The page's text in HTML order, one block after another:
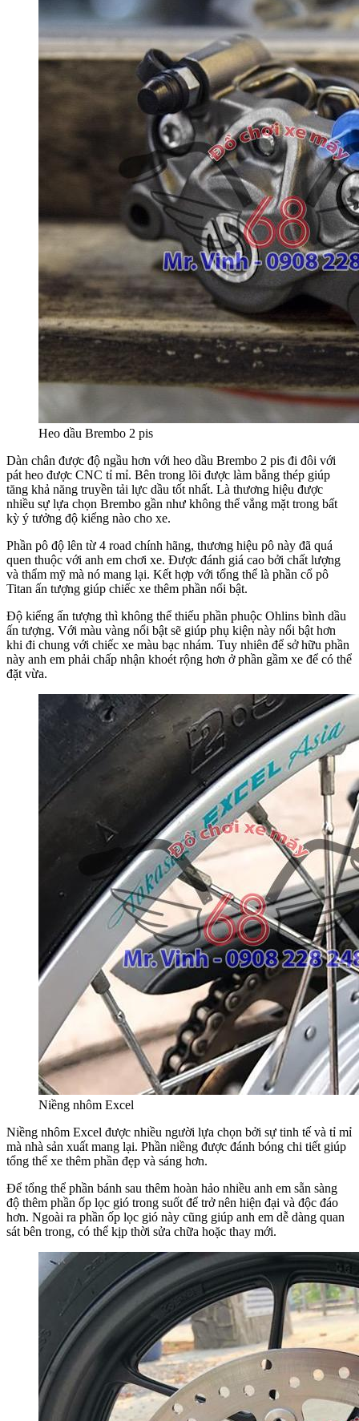
Heo dầu Brembo 2 pis
Dàn chân được độ ngầu hơn với heo dầu Brembo 2 pis đi đôi với
pát heo được CNC tỉ mỉ. Bên trong lõi được làm bằng thép giúp
tăng khả năng truyền tải lực dầu tốt nhất. Là thương hiệu được
nhiều sự lựa chọn Brembo gần như không thể vắng mặt trong bất
kỳ ý tưởng độ kiểng nào cho xe.
Phần pô độ lên từ 4 road chính hãng, thương hiệu pô này đã quá
quen thuộc với anh em chơi xe. Được đánh giá cao bởi chất lượng
và thẩm mỹ mà nó mang lại. Kết hợp với tổng thể là phần cổ pô
Titan ấn tượng giúp chiếc xe thêm phần nổi bật.
Độ kiểng ấn tượng thì không thể thiếu phần phuộc Ohlins bình dầu
ấn tượng. Với màu vàng nổi bật sẽ giúp phụ kiện này nổi bật hơn
khi đi chung với chiếc xe màu bạc nhám. Tuy nhiên để sở hữu phần
này anh em phải chấp nhận khoét rộng hơn ở phần gầm xe để có thể
đặt vừa.
Niềng nhôm Excel
Niềng nhôm Excel được nhiều người lựa chọn bởi sự tinh tế và tỉ mỉ
mà nhà sản xuất mang lại. Phần niềng được đánh bóng chi tiết giúp
tổng thể xe thêm phần đẹp và sáng hơn.
Để tổng thể phần bánh sau thêm hoàn hảo nhiều anh em sẵn sàng
độ thêm phần ốp lọc gió trong suốt để trở nên hiện đại và độc đáo
hơn. Ngoài ra phần ốp lọc gió này cũng giúp anh em dễ dàng quan
sát bên trong, có thể kịp thời sửa chữa hoặc thay mới.